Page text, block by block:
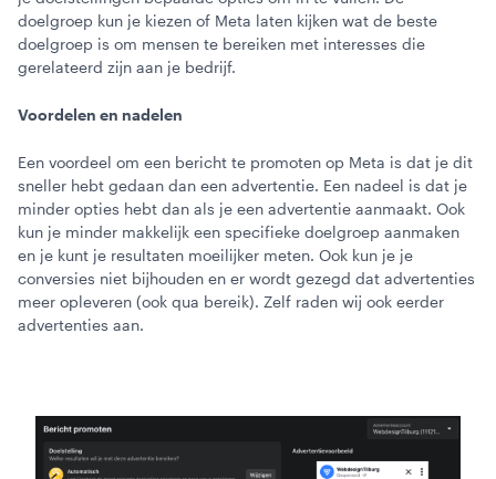
doelgroep kun je kiezen of Meta laten kijken wat de beste
doelgroep is om mensen te bereiken met interesses die
gerelateerd zijn aan je bedrijf.
Voordelen en nadelen
Een voordeel om een bericht te promoten op Meta is dat je dit
sneller hebt gedaan dan een advertentie. Een nadeel is dat je
minder opties hebt dan als je een advertentie aanmaakt. Ook
kun je minder makkelijk een specifieke doelgroep aanmaken
en je kunt je resultaten moeilijker meten. Ook kun je je
conversies niet bijhouden en er wordt gezegd dat advertenties
meer opleveren (ook qua bereik). Zelf raden wij ook eerder
advertenties aan.